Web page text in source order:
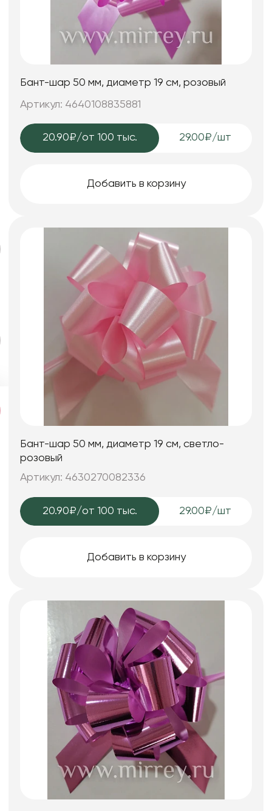
Бант-шар 50 мм, диаметр 19 см, розовый
Артикул: 4640108835881
20.90₽/от 100 тыс. 29.00₽/шт
Добавить в корзину
Бант-шар 50 мм, диаметр 19 см, светло-
розовый
Артикул: 4630270082336
20.90₽/от 100 тыс. 29.00₽/шт
Добавить в корзину